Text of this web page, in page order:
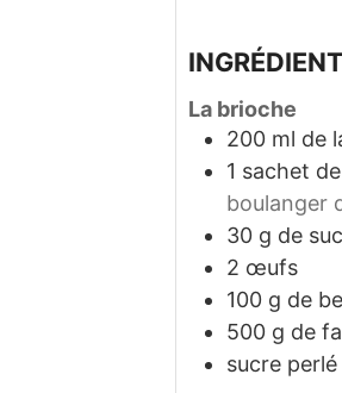
La brioche
200 ml de
1 sachet
boulanger
30 g de
2 œufs
100 g de
500 g de
sucre perlé